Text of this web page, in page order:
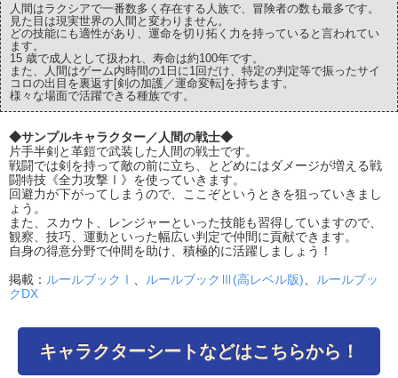
人間はラクシアで一番数多く存在する人族で、冒険者の数も最多です。
見た目は現実世界の人間と変わりません。
どの技能にも適性があり、運命を切り拓く力を持っていると言われてい
ます。
15 歳で成人として扱われ、寿命は約100年です。
また、人間はゲーム内時間の1日に1回だけ、特定の判定等で振ったサイ
コロの出目を裏返す[剣の加護／運命変転]を持ちます。
様々な場面で活躍できる種族です。
◆サンプルキャラクター／人間の戦士◆
片手半剣と革鎧で武装した人間の戦士です。
戦闘では剣を持って敵の前に立ち、とどめにはダメージが増える戦
闘特技《全力攻撃Ⅰ》を使っていきます。
回避力が下がってしまうので、ここぞというときを狙っていきまし
ょう。
また、スカウト、レンジャーといった技能も習得していますので、
観察、技巧、運動といった幅広い判定で仲間に貢献できます。
自身の得意分野で仲間を助け、積極的に活躍しましょう！
掲載： ルールブックⅠ ルールブックⅢ(高レベル版)
ルールブッ
クDX
キャラクターシートなどはこちらから！